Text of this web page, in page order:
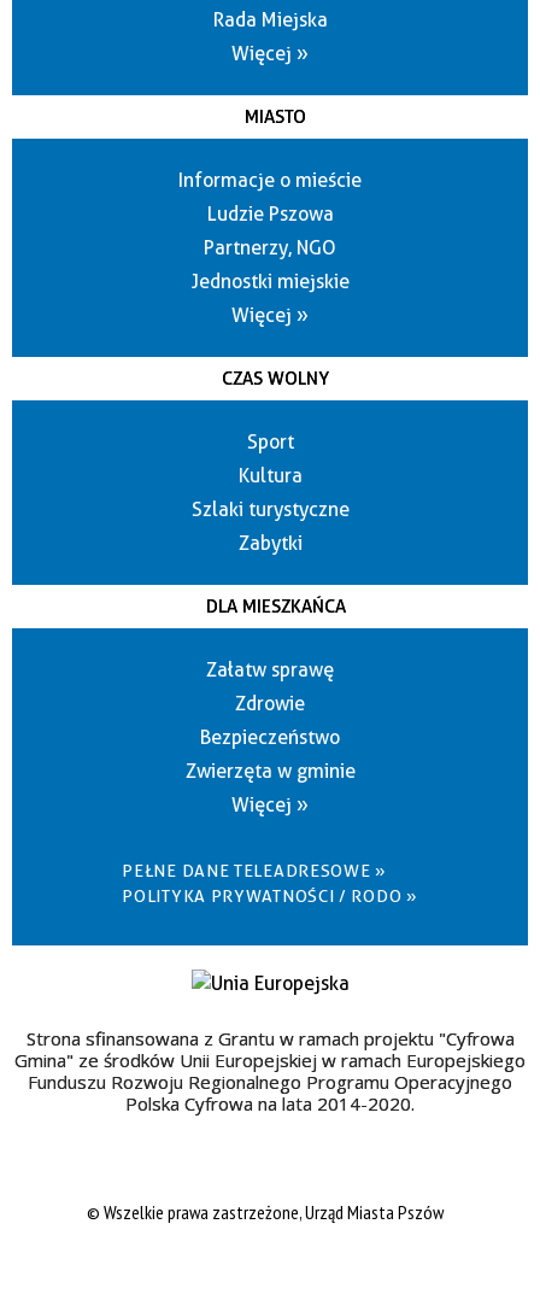
Rada Miejska
Więcej »
MIASTO
Informacje o mieście
Ludzie Pszowa
Partnerzy, NGO
Jednostki miejskie
Więcej »
CZAS WOLNY
Sport
Kultura
Szlaki turystyczne
Zabytki
DLA MIESZKAŃCA
Załatw sprawę
Zdrowie
Bezpieczeństwo
Zwierzęta w gminie
Więcej »
PEŁNE DANE TELEADRESOWE »
POLITYKA PRYWATNOŚCI / RODO »
Strona sfinansowana z Grantu w ramach projektu "Cyfrowa
Gmina" ze środków Unii Europejskiej w ramach Europejskiego
Funduszu Rozwoju Regionalnego Programu Operacyjnego
Polska Cyfrowa na lata 2014-2020.
© Wszelkie prawa zastrzeżone, Urząd Miasta Pszów